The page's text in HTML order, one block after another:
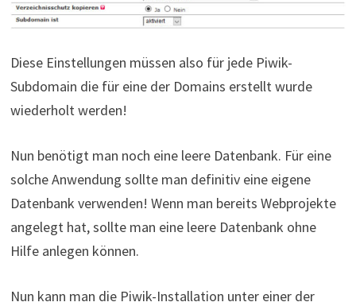
Diese Einstellungen müssen also für jede Piwik-
Subdomain die für eine der Domains erstellt wurde
wiederholt werden!
Nun benötigt man noch eine leere Datenbank. Für eine
solche Anwendung sollte man definitiv eine eigene
Datenbank verwenden! Wenn man bereits Webprojekte
angelegt hat, sollte man eine leere Datenbank ohne
Hilfe anlegen können.
Nun kann man die Piwik-Installation unter einer der